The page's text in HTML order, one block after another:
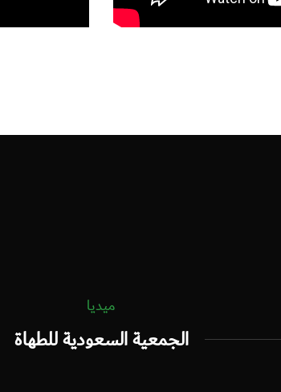
ميديا
الجمعية السعودية للطهاة